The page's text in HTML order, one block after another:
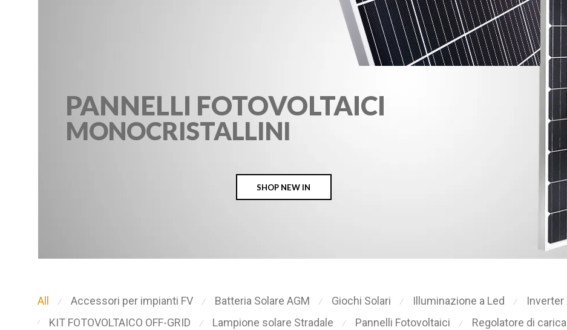
All ⁄ Accessori per impianti FV ⁄ Batteria Solare AGM ⁄ Giochi Solari ⁄ Illuminazione a Led ⁄ Inverter
⁄ KIT FOTOVOLTAICO OFF-GRID ⁄ Lampione solare Stradale ⁄ Pannelli Fotovoltaici ⁄ Regolatore di carica